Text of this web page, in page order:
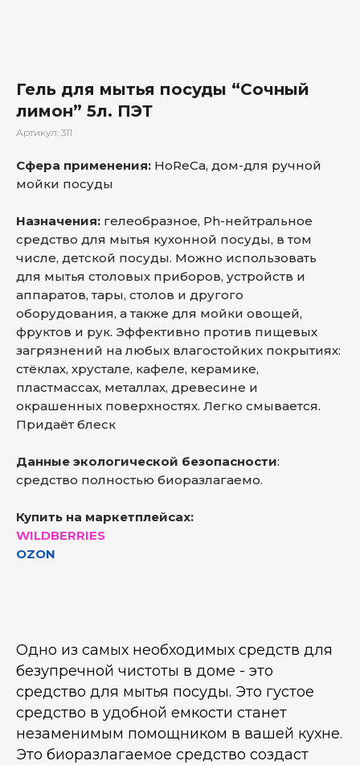
Гель для мытья посуды “Сочный
лимон” 5л. ПЭТ
Артикул: 311
Сфера применения: HoReCa, дом-для ручной
мойки посуды
Назначения: гелеобразное, Ph-нейтральное
средство для мытья кухонной посуды, в том
числе, детской посуды. Можно использовать
для мытья столовых приборов, устройств и
аппаратов, тары, столов и другого
оборудования, а также для мойки овощей,
фруктов и рук. Эффективно против пищевых
загрязнений на любых влагостойких покрытиях:
стёклах, хрустале, кафеле, керамике,
пластмассах, металлах, древесине и
окрашенных поверхностях. Легко смывается.
Придаёт блеск
Данные экологической безопасности:
средство полностью биоразлагаемо.
Купить на маркетплейсах:
WILDBERRIES
OZON
Одно из самых необходимых средств для
безупречной чистоты в доме - это
средство для мытья посуды. Это густое
средство в удобной емкости станет
незаменимым помощником в вашей кухне.
Это биоразлагаемое средство создаст